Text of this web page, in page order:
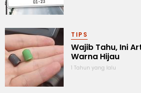
TIPS
Wajib Tahu, Ini
Warna Hijau
1 Tahun yang lalu